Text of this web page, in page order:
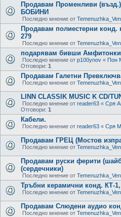
Продавам Променливи
БОБИНИ
Последно мнение от
Продавам полиестерни конд.
279
Последно мнение от
подарявам бивши Амфитонки
Последно мнение от p100ynov « Пон
Отговори: 1
Продавам Галетни
Последно мнение от
LINN CLASSIK MUSIC K CD/
Последно мнение от reader63 « Сря
Отговори: 1
Кабели.
Последно мнение от reader63 « Сря
Продавам ГРЕЦ (Мостов
Последно мнение от
Продавам руски ферити
(сердечники)
Последно мнение от
Тръбни керамични конд. КТ-
Последно мнение от
Продавам Слюдени аудио
Последно мнение от